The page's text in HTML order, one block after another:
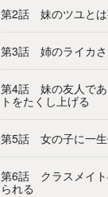
第2話 妹のツユとは
第3話 姉のライカさ
第4話 妹の友人であ
トをたくし上げる
第5話 女の子に一生
第6話 クラスメイト
られる